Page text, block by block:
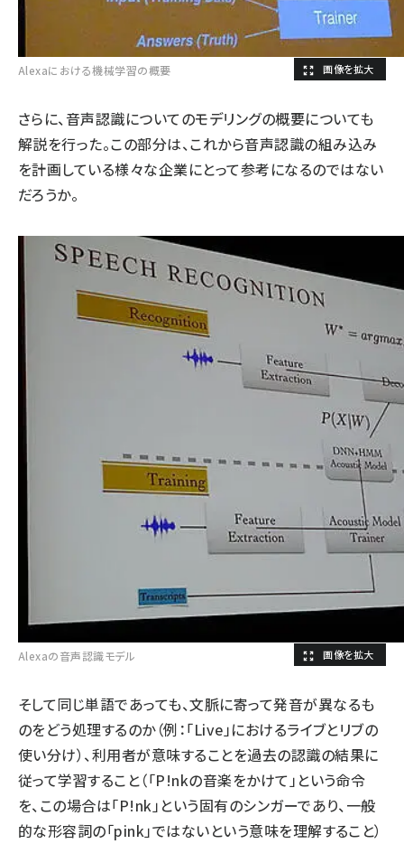
Alexaにおける機械学習の概要
さらに、音声認識についてのモデリングの概要についても
解説を行った。この部分は、これから音声認識の組み込み
を計画している様々な企業にとって参考になるのではない
だろうか。
Alexaの音声認識モデル
そして同じ単語であっても、文脈に寄って発音が異なるも
のをどう処理するのか（例：「Live」におけるライブとリブの
使い分け）、利用者が意味することを過去の認識の結果に
従って学習すること（「P!nkの音楽をかけて」という命令
を、この場合は「P!nk」という固有のシンガーであり、一般
的な形容詞の「pink」ではないという意味を理解すること）